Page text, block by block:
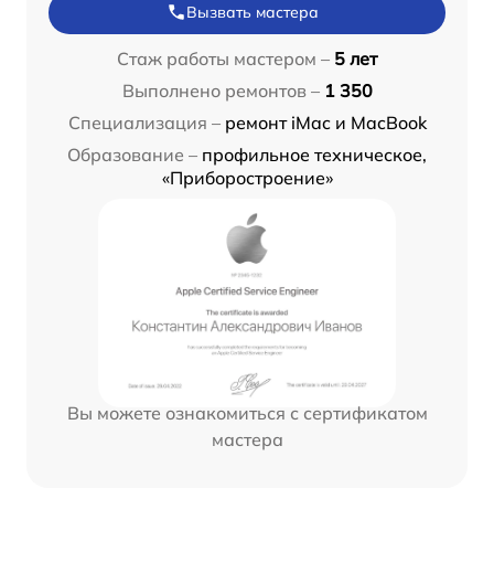
Вызвать мастера
Стаж работы мастером – 5 лет
Выполнено ремонтов – 1 350
Специализация – ремонт iMac и MacBook
Образование – профильное техническое,
«Приборостроение»
Вы можете ознакомиться с сертификатом
мастера